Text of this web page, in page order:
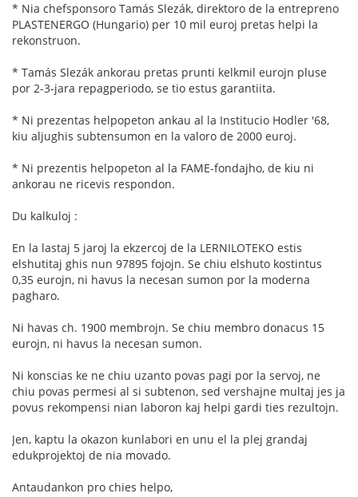
* Nia chefsponsoro Tamás Slezák, direktoro de la entrepreno
PLASTENERGO (Hungario) per 10 mil euroj pretas helpi la
rekonstruon.
* Tamás Slezák ankorau pretas prunti kelkmil eurojn pluse
por 2-3-jara repagperiodo, se tio estus garantiita.
* Ni prezentas helpopeton ankau al la Institucio Hodler '68,
kiu aljughis subtensumon en la valoro de 2000 euroj.
* Ni prezentis helpopeton al la FAME-fondajho, de kiu ni
ankorau ne ricevis respondon.
Du kalkuloj :
En la lastaj 5 jaroj la ekzercoj de la LERNILOTEKO estis
elshutitaj ghis nun 97895 fojojn. Se chiu elshuto kostintus
0,35 eurojn, ni havus la necesan sumon por la moderna
pagharo.
Ni havas ch. 1900 membrojn. Se chiu membro donacus 15
eurojn, ni havus la necesan sumon.
Ni konscias ke ne chiu uzanto povas pagi por la servoj, ne
chiu povas permesi al si subtenon, sed vershajne multaj jes ja
povus rekompensi nian laboron kaj helpi gardi ties rezultojn.
Jen, kaptu la okazon kunlabori en unu el la plej grandaj
edukprojektoj de nia movado.
Antaudankon pro chies helpo,